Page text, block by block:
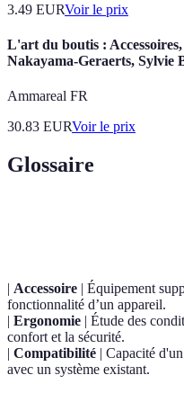
3.49 EURVoir le prix
L'art du boutis :
Nakayama-Geraerts, Sylvie
Ammareal FR
30.83 EURVoir le prix
Glossaire
| Accessoire | Équipement
fonctionnalité d’un appareil.
| Ergonomie | Étude des
confort et la sécurité.
| Compatibilité | Capacité
avec un système existant.